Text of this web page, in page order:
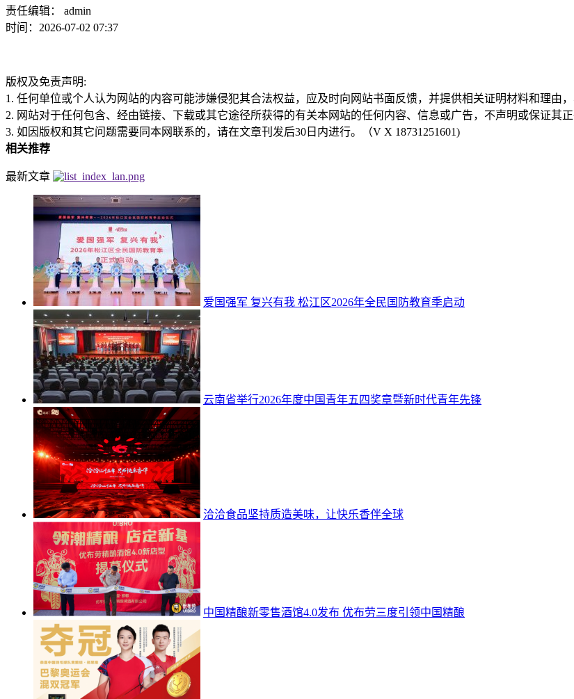
责任编辑： admin
时间：2026-07-02 07:37
版权及免责声明:
1. 任何单位或个人认为网站的内容可能涉嫌侵犯其合法权益，应及时向网站书面反馈，并提供相关证明材料和理由
2. 网站对于任何包含、经由链接、下载或其它途径所获得的有关本网站的任何内容、信息或广告，不声明或保证其
3. 如因版权和其它问题需要同本网联系的，请在文章刊发后30日内进行。（V X 18731251601)
相关推荐
最新文章
爱国强军 复兴有我 松江区2026年全民国防教育季启动
云南省举行2026年度中国青年五四奖章暨新时代青年先锋
洽洽食品坚持质造美味，让快乐香伴全球
中国精酿新零售酒馆4.0发布 优布劳三度引领中国精酿